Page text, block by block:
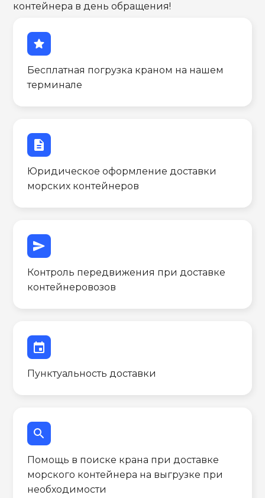
контейнера в день обращения!
star
Бесплатная погрузка краном на нашем
терминале
description
Юридическое оформление доставки
морских контейнеров
send
Контроль передвижения при доставке
контейнеровозов
event
Пунктуальность доставки
search
Помощь в поиске крана при доставке
морского контейнера на выгрузке при
необходимости